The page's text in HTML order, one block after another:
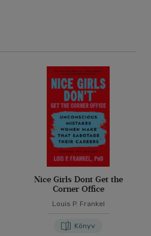
Nice Girls Dont Get the
Corner Office
Louis P. Frankel
Könyv